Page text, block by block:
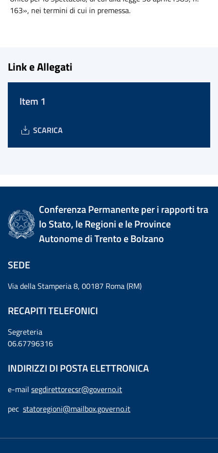
163», nei termini di cui in premessa.
Link e Allegati
Item 1
SCARICA
Conferenza Permanente per i rapporti tra
lo Stato, le Regioni e le Province
Autonome di Trento e Bolzano
SEDE
Via della Stamperia 8, 00187 Roma (RM)
RECAPITI TELEFONICI
Segreteria
06.67796316
INDIRIZZI DI POSTA ELETTRONICA
e-mail segdirettorecsr@governo.it
pec statoregioni@mailbox.governo.it